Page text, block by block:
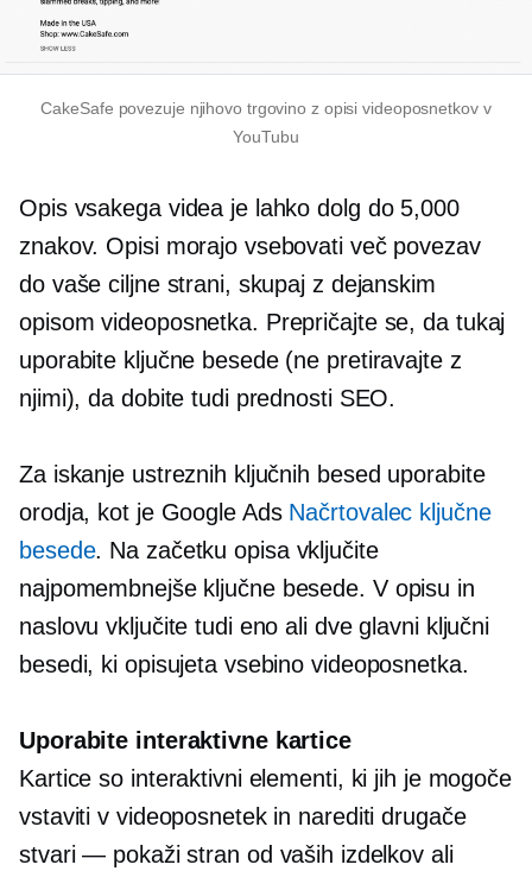
CakeSafe povezuje njihovo trgovino z opisi videoposnetkov v
YouTubu
Opis vsakega videa je lahko dolg do 5,000
znakov. Opisi morajo vsebovati več povezav
do vaše ciljne strani, skupaj z dejanskim
opisom videoposnetka. Prepričajte se, da tukaj
uporabite ključne besede (ne pretiravajte z
njimi), da dobite tudi prednosti SEO.
Za iskanje ustreznih ključnih besed uporabite
orodja, kot je Google Ads Načrtovalec ključne
besede. Na začetku opisa vključite
najpomembnejše ključne besede. V opisu in
naslovu vključite tudi eno ali dve glavni ključni
besedi, ki opisujeta vsebino videoposnetka.
Uporabite interaktivne kartice
Kartice so interaktivni elementi, ki jih je mogoče
vstaviti v videoposnetek in narediti drugače
stvari — pokažistran od vaših izdelkov ali